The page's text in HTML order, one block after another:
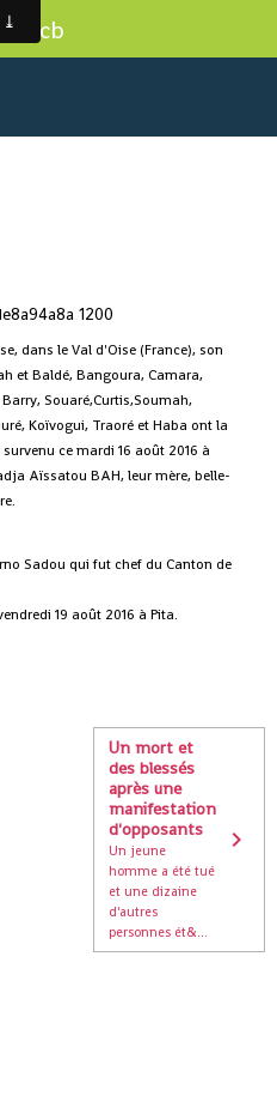
dans le Val d'Oise (France), son
et Baldé, Bangoura, Camara,
Souaré,Curtis,Soumah,
Koïvogui, Traoré et Haba ont la
ce mardi 16 août 2016 à
Aïssatou BAH, leur mère, belle-
Sadou qui fut chef du Canton de
19 août 2016 à Pita.
Un mort et
des blessés
après une
manifestation
d'opposants
Un jeune
homme a été tué
et une dizaine
d'autres
personnes ét&...